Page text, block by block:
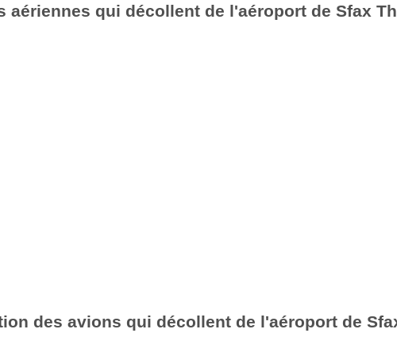
aériennes qui décollent de l'aéroport de Sfax
des avions qui décollent de l'aéroport de